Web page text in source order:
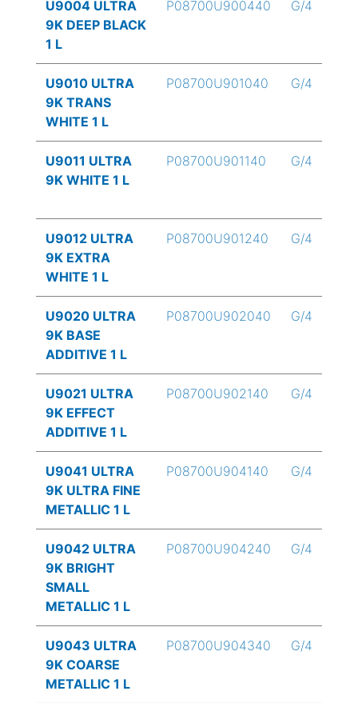
U9004 ULTRA
9K DEEP BLACK
1 L
P08700U900440 G/4
U9010 ULTRA
9K TRANS
WHITE 1 L
P08700U901040 G/4
U9011 ULTRA
9K WHITE 1 L
P08700U901140 G/4
U9012 ULTRA
9K EXTRA
WHITE 1 L
P08700U901240 G/4
U9020 ULTRA
9K BASE
ADDITIVE 1 L
P08700U902040 G/4
U9021 ULTRA
9K EFFECT
ADDITIVE 1 L
P08700U902140 G/4
U9041 ULTRA
9K ULTRA FINE
METALLIC 1 L
P08700U904140 G/4
U9042 ULTRA
9K BRIGHT
SMALL
METALLIC 1 L
P08700U904240 G/4
U9043 ULTRA
9K COARSE
METALLIC 1 L
P08700U904340 G/4